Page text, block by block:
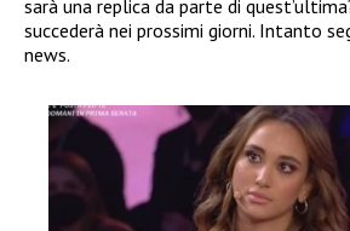
sarà una replica da parte di
succederà nei prossimi giorni. Intanto
news.